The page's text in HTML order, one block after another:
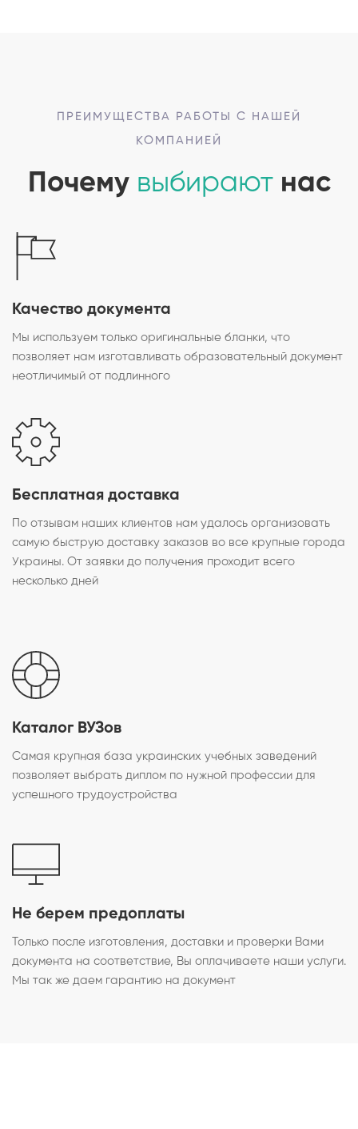
ПРЕИМУЩЕСТВА РАБОТЫ С НАШЕЙ
КОМПАНИЕЙ
Почему выбираютнас
Качество документа
Мы используем только оригинальные бланки, что
позволяет нам изготавливать образовательный документ
неотличимый от подлинного
Бесплатная доставка
По отзывам наших клиентов нам удалось организовать
самую быструю доставку заказов во все крупные города
Украины. От заявки до получения проходит всего
несколько дней
Каталог ВУЗов
Самая крупная база украинских учебных заведений
позволяет выбрать диплом по нужной профессии для
успешного трудоустройства
Не берем предоплаты
Только после изготовления, доставки и проверки Вами
документа на соответствие, Вы оплачиваете наши услуги.
Мы так же даем гарантию на документ